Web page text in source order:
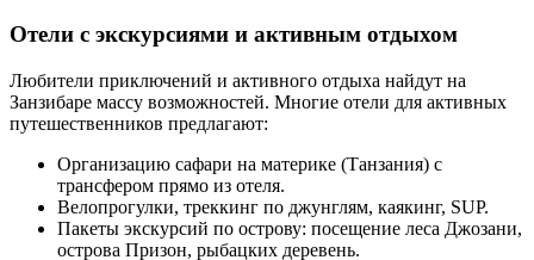
Отели с экскурсиями и активным отдыхом
Любители приключений и активного отдыха найдут на
Занзибаре массу возможностей. Многие отели для активных
путешественников предлагают:
Организацию сафари на материке (Танзания) с
трансфером прямо из отеля.
Велопрогулки, треккинг по джунглям, каякинг, SUP.
Пакеты экскурсий по острову: посещение леса Джозани,
острова Призон, рыбацких деревень.